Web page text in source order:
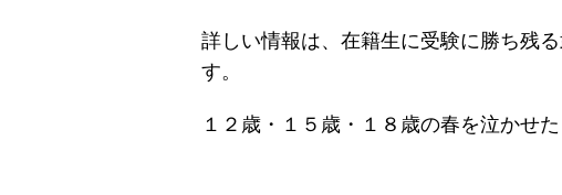
詳しい情報は、在籍生に受験に勝ち残
す。
１２歳・１５歳・１８歳の春を泣かせ